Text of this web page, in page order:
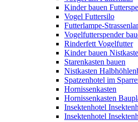
Kinder bauen
Vogel Futtersilo
Futterlampe-
Vogelfutterspender
Rinderfett Vogelfutter
Kinder bauen
Starenkasten bauen
Nistkasten
Spatzenhotel im
Hornissenkasten
Hornissenkasten
Insektenhotel
Insektenhotel